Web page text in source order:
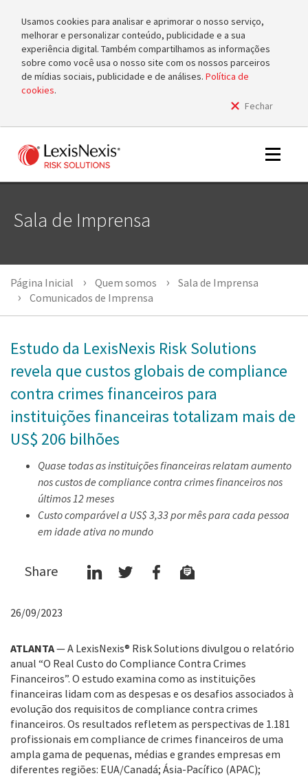
Usamos cookies para analisar e aprimorar o nosso serviço,
melhorar e personalizar conteúdo, publicidade e a sua
experiência digital. Também compartilhamos as informações
sobre como você usa o nosso site com os nossos parceiros
de mídias sociais, publicidade e de análises. Política de
cookies.
Fechar
Toggle
Sala de Imprensa
Página Inicial Quem somos
Sala de Imprensa
Comunicados de Imprensa
Estudo da LexisNexis Risk Solutions
revela que custos globais de compliance
contra crimes financeiros para
instituições financeiras totalizam mais de
US$ 206 bilhões
Quase todas as instituições financeiras relatam aumento
nos custos de compliance contra crimes financeiros nos
últimos 12 meses
Custo comparável a US$ 3,33 por mês para cada pessoa
em idade ativa no mundo
Share
26/09/2023
ATLANTA— A LexisNexis® Risk Solutions divulgou o relatório
anual “O Real Custo do Compliance Contra Crimes
Financeiros”. O estudo examina como as instituições
financeiras lidam com as despesas e os desafios associados à
evolução dos requisitos de compliance contra crimes
financeiros. Os resultados refletem as perspectivas de 1.181
profissionais em compliance de crimes financeiros de uma
ampla gama de pequenas, médias e grandes empresas em
diferentes regiões: EUA/Canadá; Ásia-Pacífico (APAC);